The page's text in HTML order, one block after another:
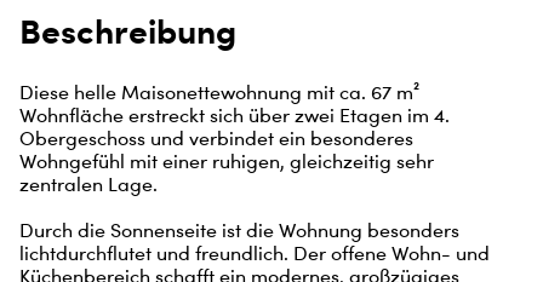
Beschreibung
Diese helle Maisonettewohnung mit ca. 67 m²
Wohnfläche erstreckt sich über zwei Etagen im 4.
Obergeschoss und verbindet ein besonderes
Wohngefühl mit einer ruhigen, gleichzeitig sehr
zentralen Lage.
Durch die Sonnenseite ist die Wohnung besonders
lichtdurchflutet und freundlich. Der offene Wohn- und
Küchenbereich schafft ein modernes, großzügiges